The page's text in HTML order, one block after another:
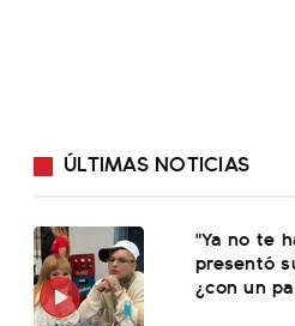
ÚLTIMAS NOTICIAS
"Ya no te
presentó
¿con un